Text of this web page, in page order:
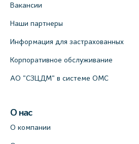
Вакансии
Наши партнеры
Информация для застрахованных
Корпоративное обслуживание
АО "СЗЦДМ" в системе ОМС
О нас
О компании